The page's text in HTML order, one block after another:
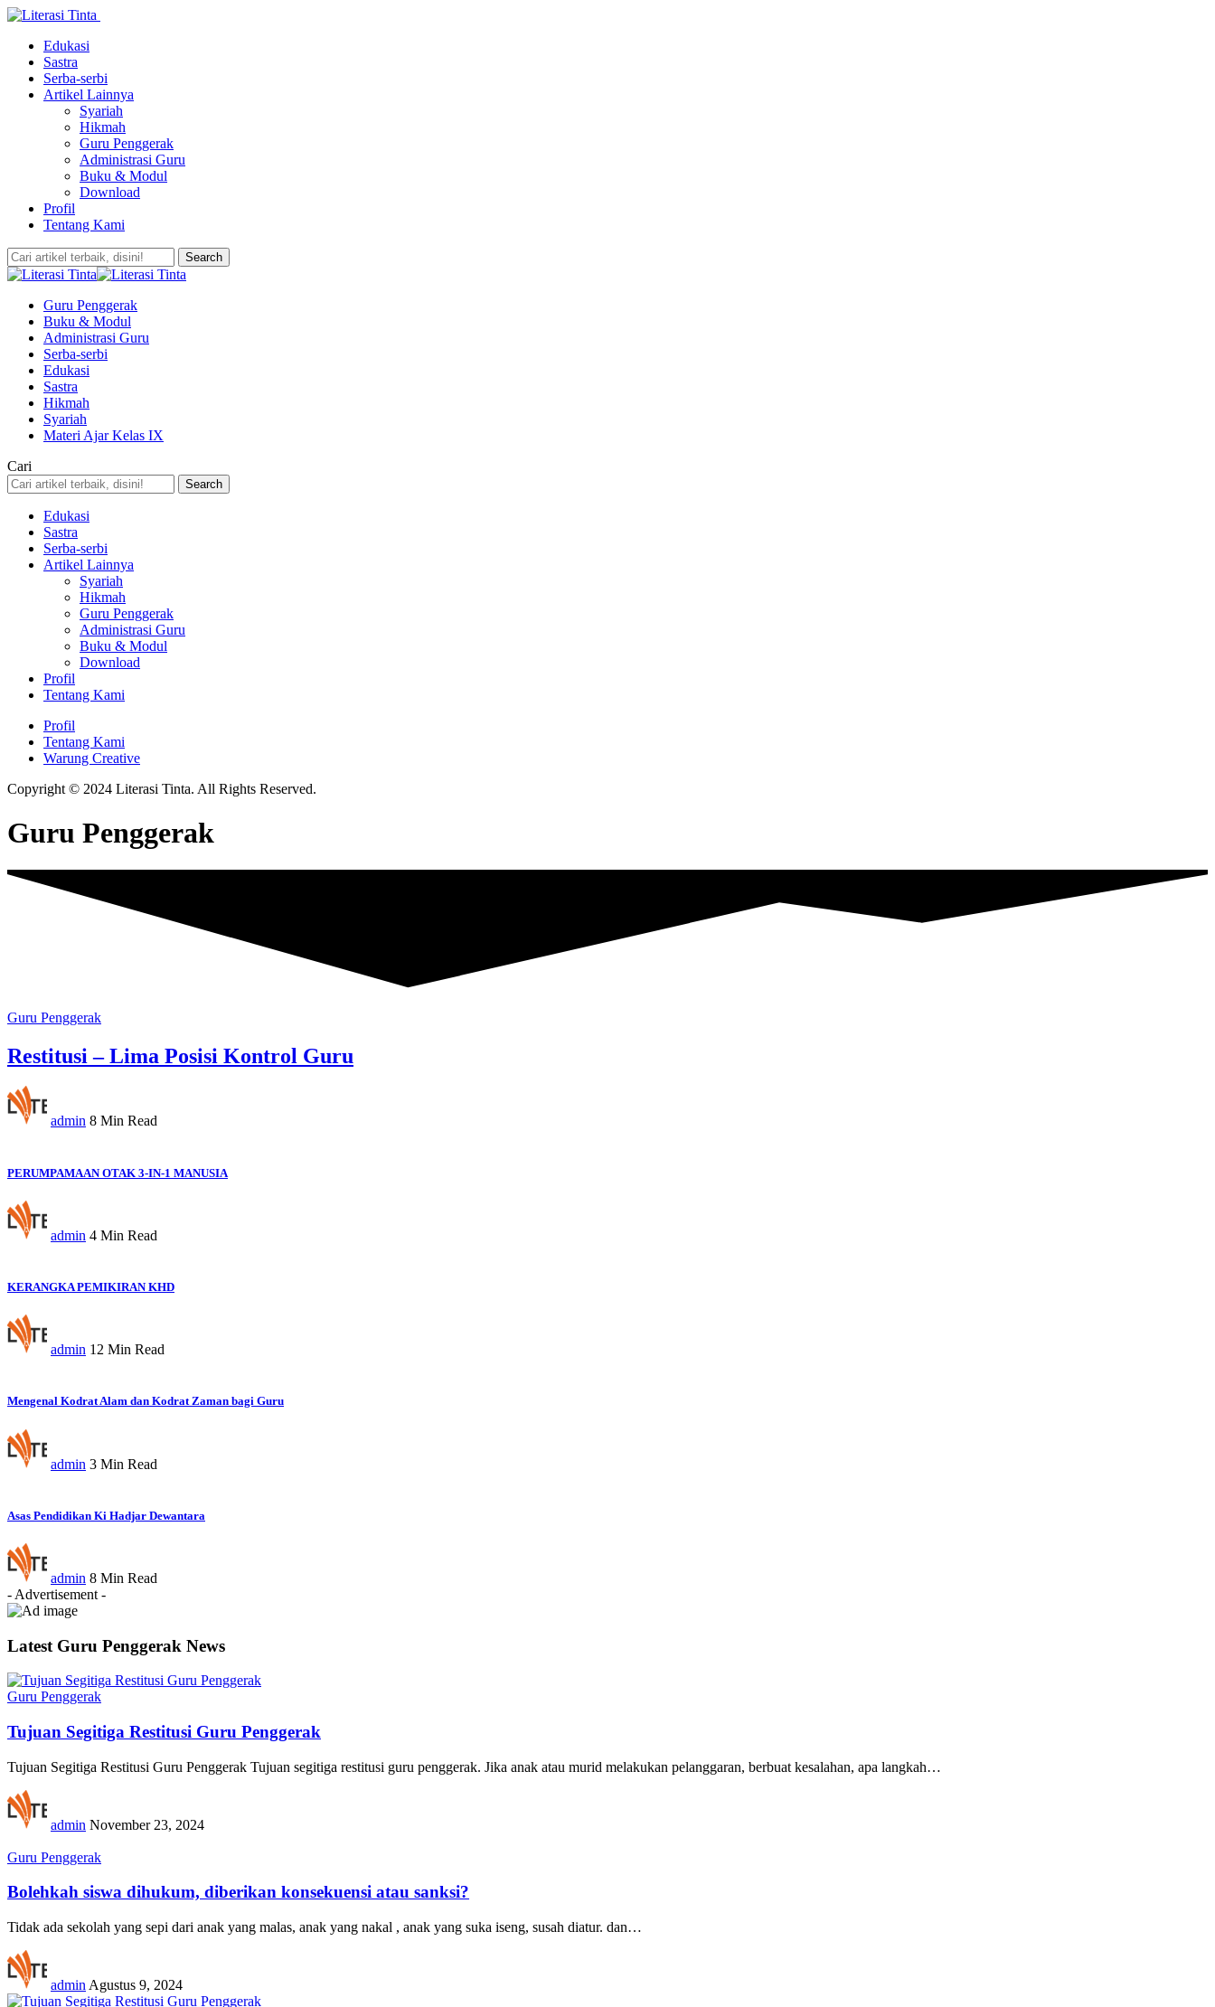
Edukasi
Sastra
Serba-serbi
Artikel Lainnya
Syariah
Hikmah
Guru Penggerak
Administrasi Guru
Buku & Modul
Download
Profil
Tentang Kami
Guru Penggerak
Buku & Modul
Administrasi Guru
Serba-serbi
Edukasi
Sastra
Hikmah
Syariah
Materi Ajar Kelas IX
Cari
Edukasi
Sastra
Serba-serbi
Artikel Lainnya
Syariah
Hikmah
Guru Penggerak
Administrasi Guru
Buku & Modul
Download
Profil
Tentang Kami
Profil
Tentang Kami
Warung Creative
Copyright © 2024 Literasi Tinta. All Rights Reserved.
Guru Penggerak
Guru Penggerak
Restitusi – Lima Posisi Kontrol Guru
admin 8 Min Read
PERUMPAMAAN OTAK 3-IN-1 MANUSIA
admin 4 Min Read
KERANGKA PEMIKIRAN KHD
admin 12 Min Read
Mengenal Kodrat Alam dan Kodrat Zaman bagi Guru
admin 3 Min Read
Asas Pendidikan Ki Hadjar Dewantara
admin 8 Min Read
- Advertisement -
Latest Guru Penggerak News
Guru Penggerak
Tujuan Segitiga Restitusi Guru Penggerak
Tujuan Segitiga Restitusi Guru Penggerak Tujuan segitiga restitusi guru penggerak. Jika anak atau murid melakukan pelanggaran, berbuat kesalahan, apa langkah…
admin November 23, 2024
Guru Penggerak
Bolehkah siswa dihukum, diberikan konsekuensi atau sanksi?
Tidak ada sekolah yang sepi dari anak yang malas, anak yang nakal , anak yang suka iseng, susah diatur. dan…
admin Agustus 9, 2024